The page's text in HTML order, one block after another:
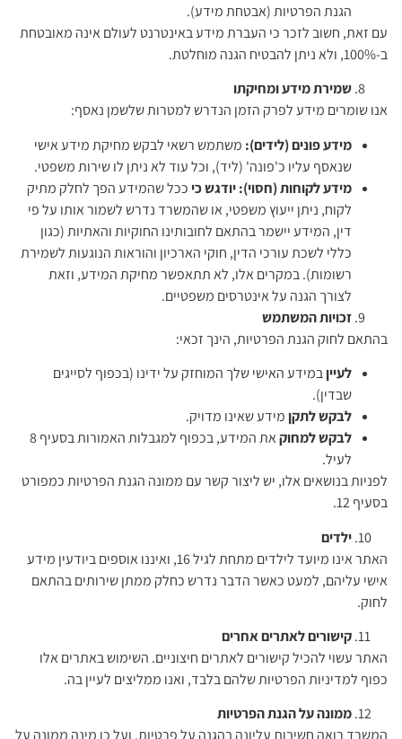
הגנת הפרטיות (אבטחת מידע).
עם זאת, חשוב לזכר כי העברת מידע באינטרנט לעולם אינה מאובטחת
ב-100%, ולא ניתן להבטיח הגנה מוחלטת.
שמירת מידע ומחיקתו
אנו שומרים מידע לפרק הזמן הנדרש למטרות שלשמן נאסף:
מידע פונים (לידים): משתמש רשאי לבקש מחיקת מידע אישי
שנאסף עליו כ'פונה' (ליד), וכל עוד לא ניתן לו שירות משפטי.
מידע לקוחות (חסוי):יודגש כיככל שהמידע הפך לחלק מתיק
לקוח, ניתן ייעוץ משפטי, או שהמשרד נדרש לשמור אותו על פי
דין, המידע יישמר בהתאם לחובותינו החוקיות והאתיות (כגון
כללי לשכת עורכי הדין, חוקי הארכיון והוראות הנוגעות לשמירת
רשומות). במקרים אלו, לא תתאפשר מחיקת המידע, וזאת
לצורך הגנה על אינטרסים משפטיים.
זכויות המשתמש
בהתאם לחוק הגנת הפרטיות, הינך זכאי:
לעייןבמידע האישי שלך המוחזק על ידינו (בכפוף לסייגים
שבדין).
לבקש לתקןמידע שאינו מדויק.
לבקש למחוק
את המידע, בכפוף למגבלות האמורות בסעיף 8
לעיל.
לפניות בנושאים אלו, יש ליצור קשר עם ממונה הגנת הפרטיות כמפורט
בסעיף 12.
ילדים
האתר אינו מיועד לילדים מתחת לגיל 16, ואיננו אוספים ביודעין מידע
אישי עליהם, למעט כאשר הדבר נדרש כחלק ממתן שירותים בהתאם
לחוק.
קישורים לאתרים אחרים
האתר עשוי להכיל קישורים לאתרים חיצוניים. השימוש באתרים אלו
כפוף למדיניות הפרטיות שלהם בלבד, ואנו ממליצים לעיין בה.
ממונה על הגנת הפרטיות